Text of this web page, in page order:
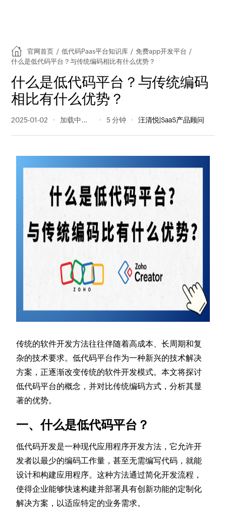
官网首页 / 低代码Paas平台知识库 / 免费app开发平台 /
什么是低代码平台？与传统编码相比有什么优势？
什么是低代码平台？与传统编码
相比有什么优势？
2025-01-02 301 阅读量 5 分钟 汪清悦|SaaS产品顾问
传统的软件开发方法往往伴随着高成本、长周期和复
杂的技术要求。低代码平台作为一种新兴的技术解决
方案，正逐渐改变传统的软件开发模式。本文将探讨
低代码平台的概念，并对比传统编码方式，分析其显
著的优势。
一、什么是低代码平台？
低代码开发是一种现代应用程序开发方法，它允许开
发者以最少的编码工作量，甚至无需编写代码，就能
设计和构建应用程序。这种方法通过简化开发流程，
使得企业能够快速构建并部署具有创新功能的定制化
解决方案，以适应特定的业务需求。